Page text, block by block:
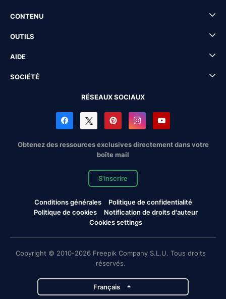
CONTENU
OUTILS
AIDE
SOCIÉTÉ
RÉSEAUX SOCIAUX
Obtenez des ressources exclusives directement dans votre
boîte mail
S'inscrire
Conditions générales
Politique de confidentialité
Politique de cookies
Notification de droits d'auteur
Cookies settings
Copyright © 2010-2026 Freepik Company S.L.U. Tous droits
réservés.
Français